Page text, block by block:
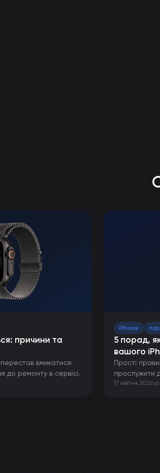
причини та
вмикатися:
до ремонту в сервісі.
iPhone
5 порад,
вашого
Прості
прослужити
від
17 квітня 2026 р.